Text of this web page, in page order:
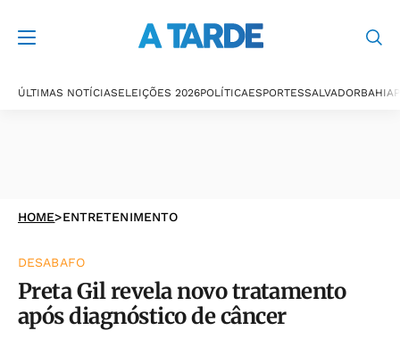
ÚLTIMAS NOTÍCIASELEIÇÕES 2026POLÍTICAESPORTESSALVADORBAHIA
HOME>ENTRETENIMENTO
DESABAFO
Preta Gil revela novo tratamento
após diagnóstico de câncer